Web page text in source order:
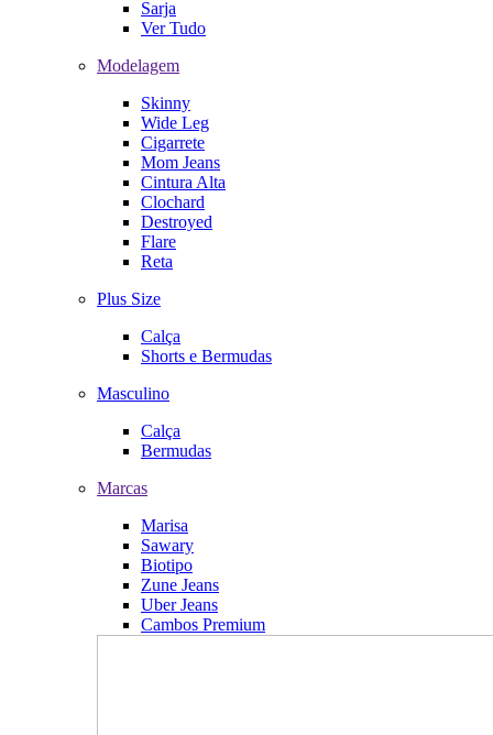
Sarja
Ver Tudo
Modelagem
Skinny
Wide Leg
Cigarrete
Mom Jeans
Cintura Alta
Clochard
Destroyed
Flare
Reta
Plus Size
Calça
Shorts e Bermudas
Masculino
Calça
Bermudas
Marcas
Marisa
Sawary
Biotipo
Zune Jeans
Uber Jeans
Cambos Premium